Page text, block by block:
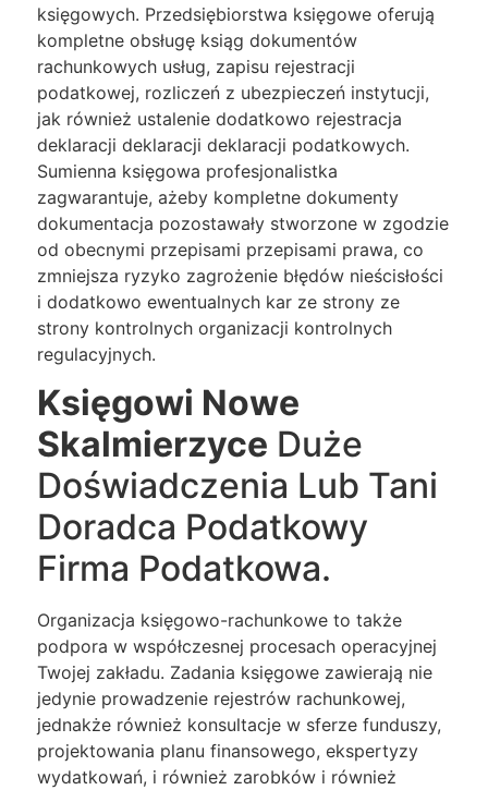
księgowych. Przedsiębiorstwa księgowe oferują
kompletne obsługę ksiąg dokumentów
rachunkowych usług, zapisu rejestracji
podatkowej, rozliczeń z ubezpieczeń instytucji,
jak również ustalenie dodatkowo rejestracja
deklaracji deklaracji deklaracji podatkowych.
Sumienna księgowa profesjonalistka
zagwarantuje, ażeby kompletne dokumenty
dokumentacja pozostawały stworzone w zgodzie
od obecnymi przepisami przepisami prawa, co
zmniejsza ryzyko zagrożenie błędów nieścisłości
i dodatkowo ewentualnych kar ze strony ze
strony kontrolnych organizacji kontrolnych
regulacyjnych.
Księgowi Nowe
Skalmierzyce Duże
Doświadczenia Lub Tani
Doradca Podatkowy
Firma Podatkowa.
Organizacja księgowo-rachunkowe to także
podpora w współczesnej procesach operacyjnej
Twojej zakładu. Zadania księgowe zawierają nie
jedynie prowadzenie rejestrów rachunkowej,
jednakże również konsultacje w sferze funduszy,
projektowania planu finansowego, ekspertyzy
wydatkowań, i również zarobków i również